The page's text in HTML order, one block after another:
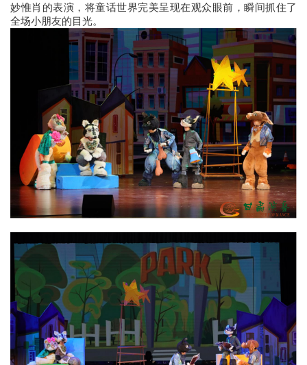
妙惟肖的表演，将童话世界完美呈现在观众眼前，瞬间抓住了
全场小朋友的目光。